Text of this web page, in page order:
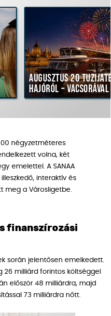
Augusztus 20 tűzijáték
hajóról – vacsorával
négyzetméteres
volna, két
emelettel. A SANAA
interaktív és
meg a Városligetbe.
finanszírozási
során jelentősen emelkedett.
26 milliárd forintos költséggel
először 48 milliárdra, majd
73 milliárdra nőtt.